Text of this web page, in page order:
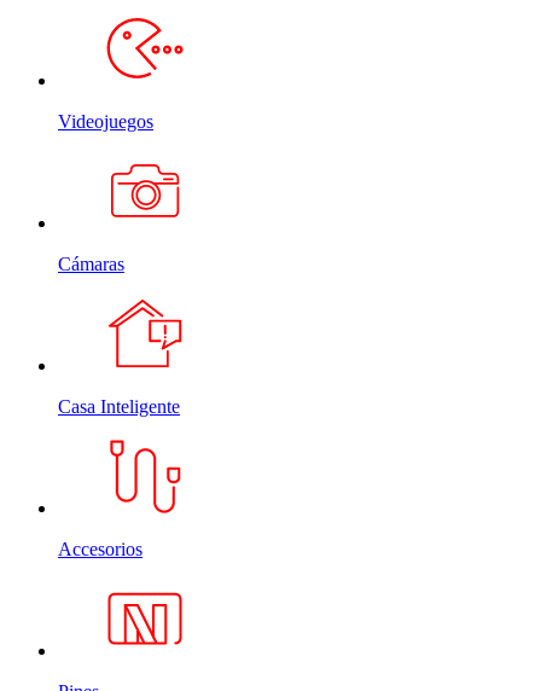
Videojuegos
Cámaras
Casa Inteligente
Accesorios